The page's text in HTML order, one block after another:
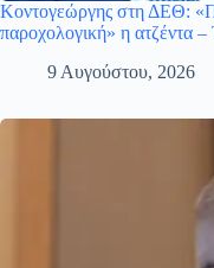
Κοντογεώργης στη ΔΕΘ:
παροχολογική» η ατζέντα –
9 Αυγούστου, 2026